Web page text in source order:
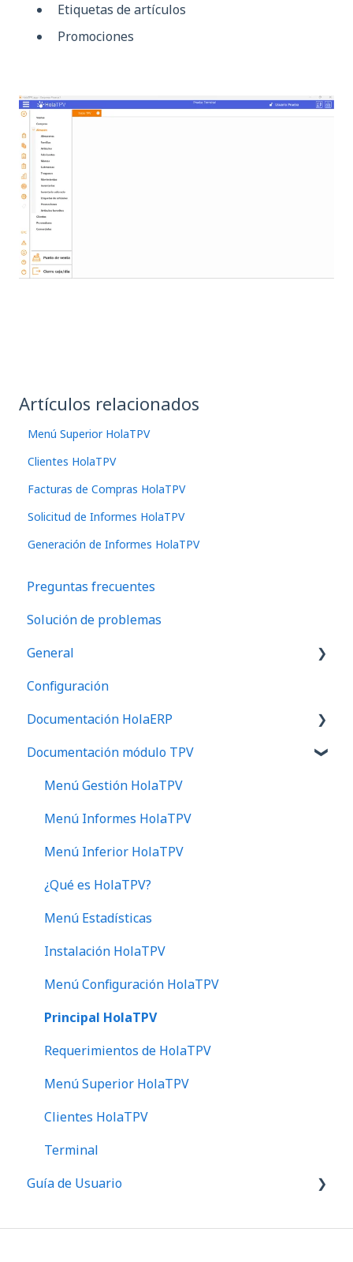
Etiquetas de artículos
Promociones
Artículos relacionados
Menú Superior HolaTPV
Clientes HolaTPV
Facturas de Compras HolaTPV
Solicitud de Informes HolaTPV
Generación de Informes HolaTPV
Preguntas frecuentes
Solución de problemas
General
Preguntas frecuentes
Configuración
Documentación HolaERP
Gestión
Tesorería
Ventas
Instalación
Almacén
Principal
Clientes
Informes
Requerimientos de HolaERP 3.0
Compras
Comerciales
Estadísticas
Proveedores
¿Qué es HolaERP?
Documentación módulo TPV
Menú Gestión HolaTPV
Menú Informes HolaTPV
Menú Inferior HolaTPV
¿Qué es HolaTPV?
Menú Estadísticas
Instalación HolaTPV
Menú Configuración HolaTPV
Principal HolaTPV
Requerimientos de HolaTPV
Menú Superior HolaTPV
Clientes HolaTPV
Terminal
Guía de Usuario